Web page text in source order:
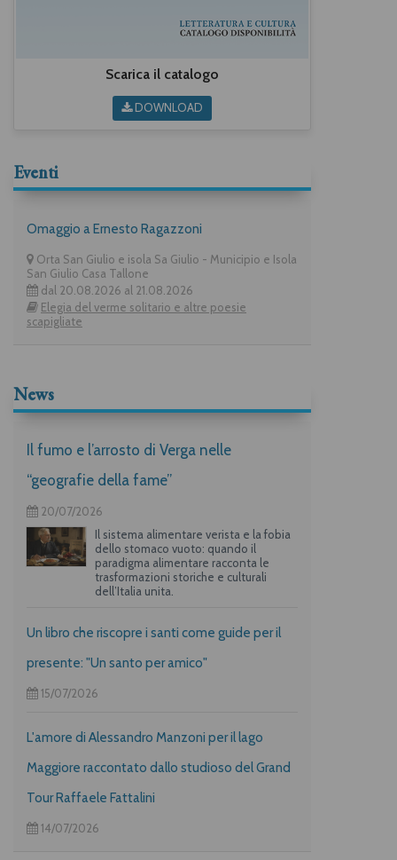
Scarica il catalogo
DOWNLOAD
Eventi
Omaggio a Ernesto Ragazzoni
Orta San Giulio e isola Sa Giulio - Municipio e Isola
San Giulio Casa Tallone
dal 20.08.2026 al 21.08.2026
Elegia del verme solitario e altre poesie
scapigliate
News
Il fumo e l’arrosto di Verga nelle
“geografie della fame”
20/07/2026
Il sistema alimentare verista e la fobia
dello stomaco vuoto: quando il
paradigma alimentare racconta le
trasformazioni storiche e culturali
dell’Italia unita.
Un libro che riscopre i santi come guide per il
presente: "Un santo per amico"
15/07/2026
L'amore di Alessandro Manzoni per il lago
Maggiore raccontato dallo studioso del Grand
Tour Raffaele Fattalini
14/07/2026